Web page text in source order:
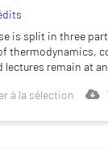
is split in three
thermodynamics,
lectures remain at
à la sélection